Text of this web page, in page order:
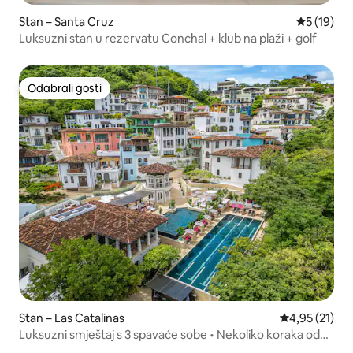
Stan – Santa Cruz Prosječna
5 (19)
Luksuzni stan u rezervatu Conchal + klub na plaži + golf
Odabrali gosti
Odabrali gosti
Stan – Las Catalinas Prosječna
4,95 (21)
Luksuzni smještaj s 3 spavaće sobe • Nekoliko koraka od